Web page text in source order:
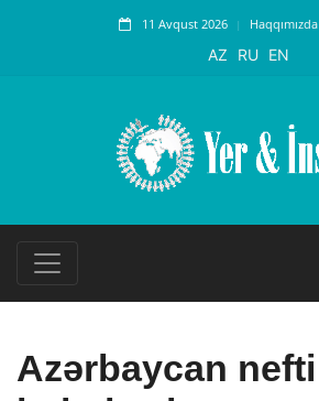
11 Avqust 2026 Haqqımızda
AZ RU EN
Azərbaycan nefti